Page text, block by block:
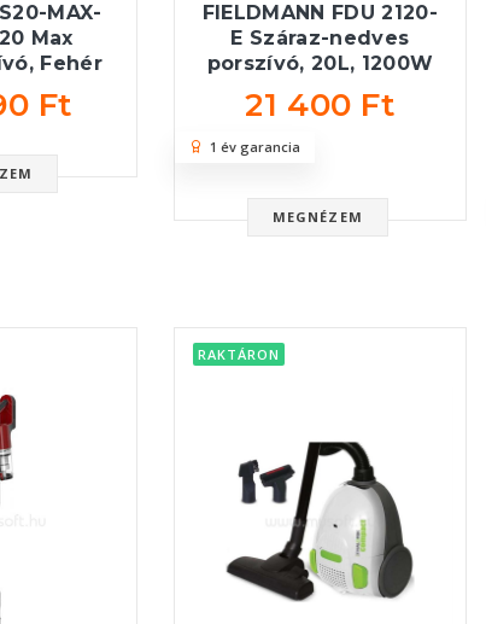
MAX-
Max
Fehér
Ft
FIELDMANN FDU 2120-
E Száraz-nedves
porszívó, 20L, 1200W
21 400 Ft
MEGNÉZEM
1 év garancia
RAKTÁRON